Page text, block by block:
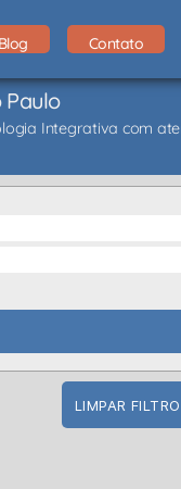
Blog Contato
Paulo
Integrativa com
LIMPAR